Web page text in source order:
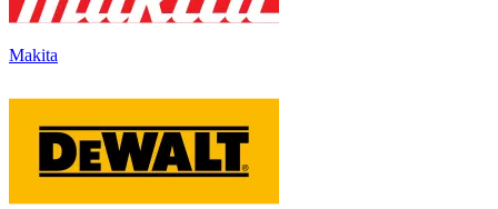
Makita